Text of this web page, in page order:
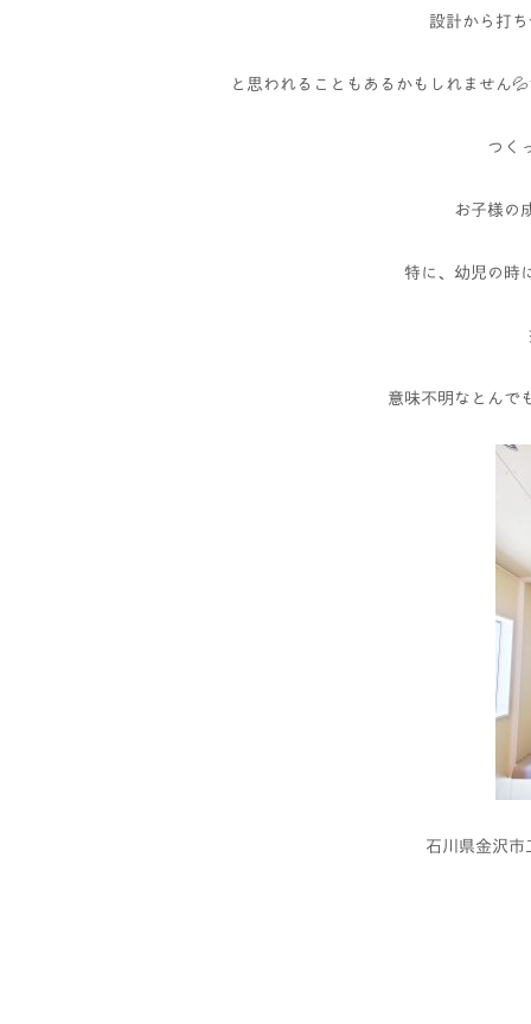
設計から打
と思われることもあるかもしれません
つく
お子様の
特に、幼児の時
意味不明なとんで
石川県金沢